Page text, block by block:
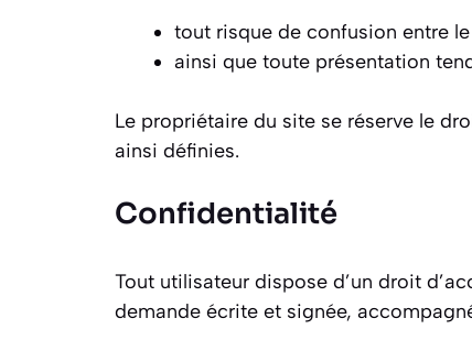
tout risque de confusion entre
ainsi que toute présentation
Le propriétaire du site se réserve le
ainsi définies.
Confidentialité
Tout utilisateur dispose d’un droit
demande écrite et signée,